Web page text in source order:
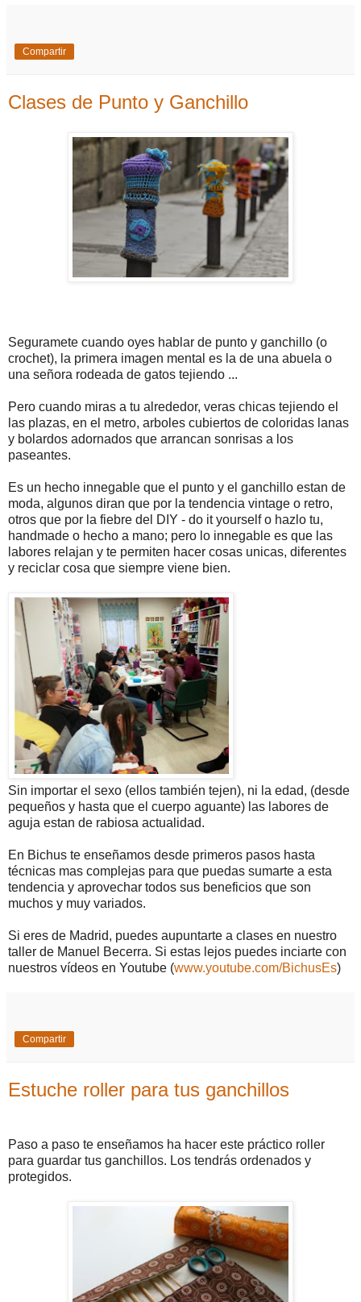
Compartir
Clases de Punto y Ganchillo
Seguramete cuando oyes hablar de punto y ganchillo (o
crochet), la primera imagen mental es la de una abuela o
una señora rodeada de gatos tejiendo ...
Pero cuando miras a tu alrededor, veras chicas tejiendo el
las plazas, en el metro, arboles cubiertos de coloridas lanas
y bolardos adornados que arrancan sonrisas a los
paseantes.
Es un hecho innegable que el punto y el ganchillo estan de
moda, algunos diran que por la tendencia vintage o retro,
otros que por la fiebre del DIY - do it yourself o hazlo tu,
handmade o hecho a mano; pero lo innegable es que las
labores relajan y te permiten hacer cosas unicas, diferentes
y reciclar cosa que siempre viene bien.
Sin importar el sexo (ellos también tejen), ni la edad, (desde
pequeños y hasta que el cuerpo aguante) las labores de
aguja estan de rabiosa actualidad.
En Bichus te enseñamos desde primeros pasos hasta
técnicas mas complejas para que puedas sumarte a esta
tendencia y aprovechar todos sus beneficios que son
muchos y muy variados.
Si eres de Madrid, puedes aupuntarte a clases en nuestro
taller de Manuel Becerra. Si estas lejos puedes inciarte con
nuestros vídeos en Youtube (www.youtube.com/BichusEs)
Compartir
Estuche roller para tus ganchillos
Paso a paso te enseñamos ha hacer este práctico roller
para guardar tus ganchillos. Los tendrás ordenados y
protegidos.